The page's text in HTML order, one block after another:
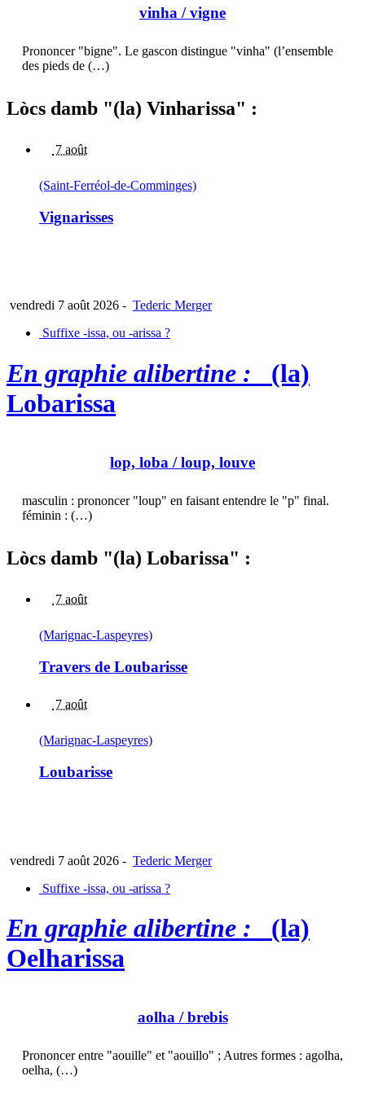
vinha / vigne
Prononcer "bigne". Le gascon distingue "vinha" (l’ensemble
des pieds de (…)
Lòcs damb "(la) Vinharissa" :
7 août
(Saint-Ferréol-de-Comminges)
Vignarisses
vendredi 7 août 2026 - Tederic Merger
Suffixe -issa, ou -arissa ?
En graphie alibertine : (la)
Lobarissa
lop, loba / loup, louve
masculin : prononcer "loup" en faisant entendre le "p" final.
féminin : (…)
Lòcs damb "(la) Lobarissa" :
7 août
(Marignac-Laspeyres)
Travers de Loubarisse
7 août
(Marignac-Laspeyres)
Loubarisse
vendredi 7 août 2026 - Tederic Merger
Suffixe -issa, ou -arissa ?
En graphie alibertine : (la)
Oelharissa
aolha/ brebis
Prononcer entre "aouille" et "aouillo" ; Autres formes : agolha,
oelha, (…)